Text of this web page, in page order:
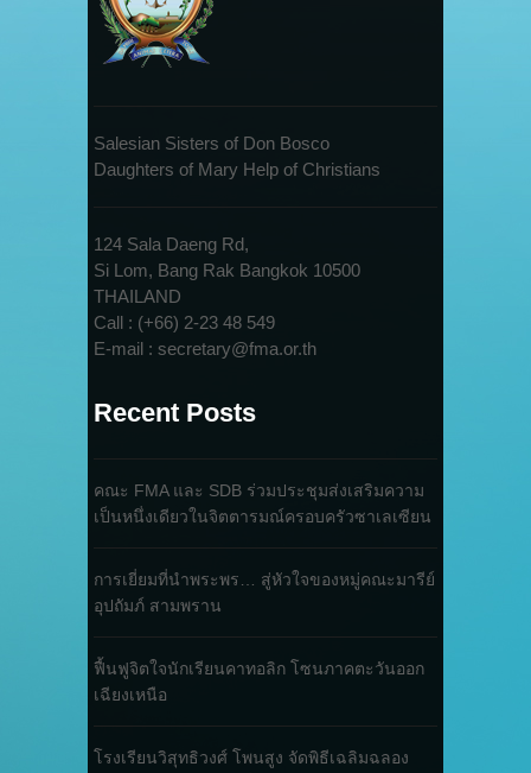
Salesian Sisters of Don Bosco
Daughters of Mary Help of Christians
124 Sala Daeng Rd,
Si Lom, Bang Rak Bangkok 10500
THAILAND
Call : (+66) 2-23 48 549
E-mail : secretary@fma.or.th
Recent Posts
คณะ FMA และ SDB ร่วมประชุมส่งเสริมความ
เป็นหนึ่งเดียวในจิตตารมณ์ครอบครัวซาเลเซียน
การเยี่ยมที่นำพระพร… สู่หัวใจของหมู่คณะมารีย์
อุปถัมภ์ สามพราน
ฟื้นฟูจิตใจนักเรียนคาทอลิก โซนภาคตะวันออก
เฉียงเหนือ
โรงเรียนวิสุทธิวงศ์ โพนสูง จัดพิธีเฉลิมฉลอง